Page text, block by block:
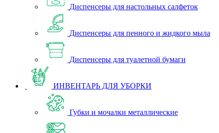
Диспенсеры для настольных салфеток
Диспенсеры для пенного и жидкого мыла
Диспенсеры для туалетной бумаги
ИНВЕНТАРЬ ДЛЯ УБОРКИ
Губки и мочалки металлические